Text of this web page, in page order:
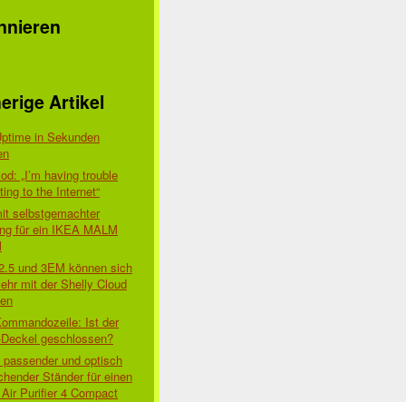
create file maildrop/46446.1628008: Read-only file
Artikel
in Sekunden
„I’m having trouble
to the Internet“
selbstgemachter
für ein IKEA MALM
und 3EM können sich
mit der Shelly Cloud
Ist der
geschlossen?
und optisch
Ständer für einen
Purifier 4 Compact